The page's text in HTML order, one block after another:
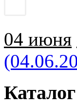
04 июня
Каталог